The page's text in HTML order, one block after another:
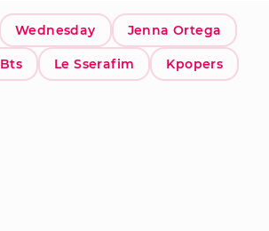
Wednesday Jenna Ortega
Bts Le Sserafim Kpopers